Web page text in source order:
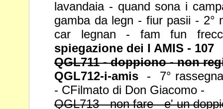
lavandaia - quand sona i
gamba da legn - fiur pasii - 2°
car legnan - fam fun
spiegazione dei I AMIS - 107
QGL711 - doppiono - non
QGL712-i-amis - 7° rassegna
- CFilmato di Don Giacomo -
QGL713 - non fare - e' un